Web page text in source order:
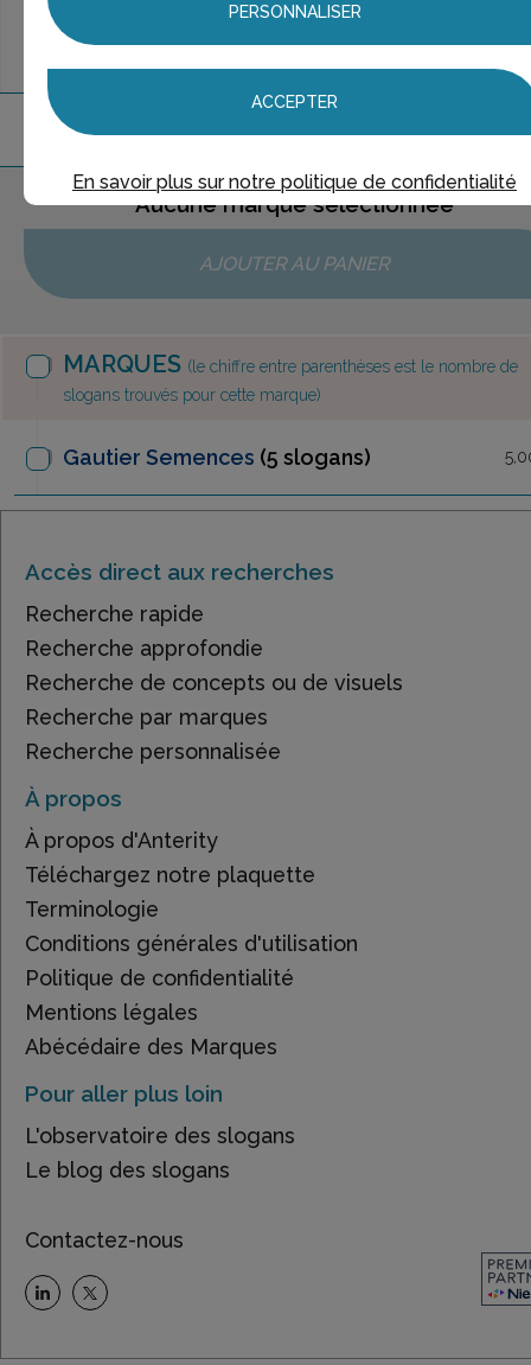
marquetrouvée
Aucune marque sélectionnée
AJOUTER AU PANIER
MARQUES (le chiffre entre parenthèses est le nombre de
slogans trouvés pour cette marque)
Gautier Semences (5 slogans)
Accès direct aux recherches
Recherche rapide
Recherche approfondie
Recherche de concepts ou de visuels
Recherche par marques
Recherche personnalisée
À propos
À propos d'Anterity
Téléchargez notre plaquette
Terminologie
Conditions générales d'utilisation
Politique de confidentialité
Mentions légales
Abécédaire des Marques
Pour aller plus loin
L'observatoire des slogans
Le blog des slogans
Contactez-nous
PERSONNALISER
ACCEPTER
En savoir plus sur notre politique de confidentialité